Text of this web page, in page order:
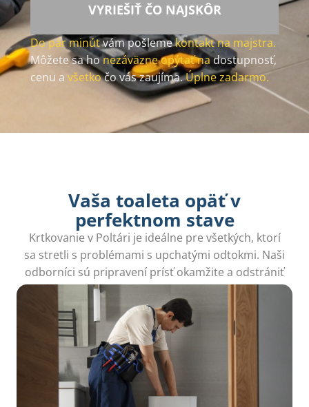
VYRIEŠIŤ ČO NAJSKÔR
Do pár minútvám pošlemekontakt na majstra.
Môžete sa honezáväzne opýtať nadostupnosť,
cenu a všetkočo vás zaujíma.Úplne zadarmo.
Vaša toaleta opäť v
perfektnom stave
Krtkovanie v Poltári je ideálne pre všetkých, ktorí
sa stretli s problémami s upchatými odtokmi. Naši
odborníci sú pripravení prísť okamžite a odstrániť
všetky prekážky vo vašich potrubiach.